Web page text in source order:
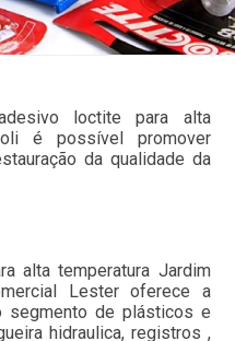
loctite para alta
é possível promover
da qualidade da
alta temperatura Jardim
Lester oferece a
segmento de plásticos e
hidraulica, registros ,